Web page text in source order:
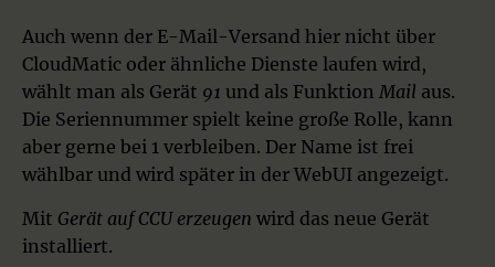
Auch wenn der E-Mail-Versand hier nicht über
CloudMatic oder ähnliche Dienste laufen wird,
wählt man als Gerät 91 und als Funktion Mail aus.
Die Seriennummer spielt keine große Rolle, kann
aber gerne bei 1 verbleiben. Der Name ist frei
wählbar und wird später in der WebUI angezeigt.
Mit Gerät auf CCU erzeugen wird das neue Gerät
installiert.